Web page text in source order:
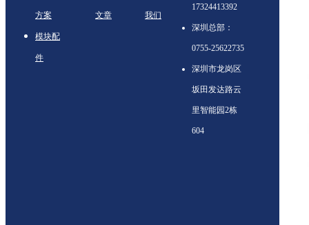
方案
模块配
件
文章 我们
17324413392
深圳总部：
0755-25622735
深圳市龙岗区
坂田发达路云
里智能园2栋
604